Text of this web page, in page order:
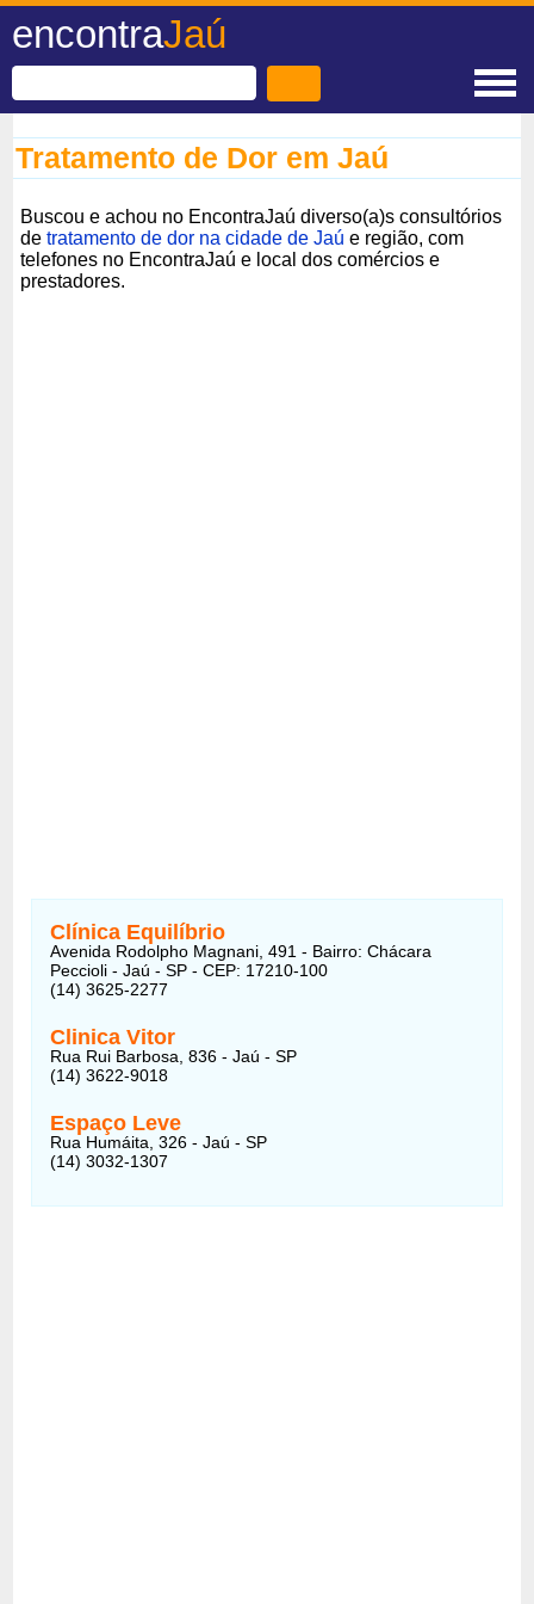
encontraJaú
Tratamento de Dor em Jaú
Buscou e achou no EncontraJaú diverso(a)s consultórios
detratamento de dor na cidade de Jaú e região, com
telefones no EncontraJaú e local dos comércios e
prestadores.
Clínica Equilíbrio
Avenida Rodolpho Magnani, 491 - Bairro: Chácara
Peccioli - Jaú - SP - CEP: 17210-100
(14) 3625-2277
Clinica Vitor
Rua Rui Barbosa, 836 - Jaú - SP
(14) 3622-9018
Espaço Leve
Rua Humáita, 326 - Jaú - SP
(14) 3032-1307